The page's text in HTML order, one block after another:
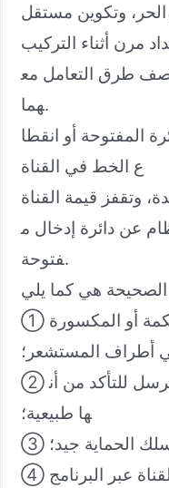
الحر، وتكوين مستقل
طرق التعامل مع
هما.
المفتوحة أو انقطا
ع الخط في القناة
وتقفز قيمة القناة
يبلغ النظام عن دائرة إدخال م
فتوحة.
① تحقق من التوصيلات غير المحكمة أو المكسورة
أطراف المستشعر؛
② قم بقياس إشارة الخرج من المرسل للتأكد من أن
ها طبيعية؛
الحماية جيد؛